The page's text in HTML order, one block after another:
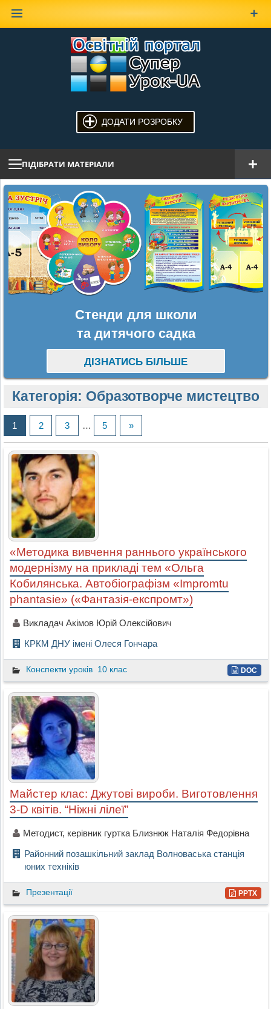
ДОДАТИ РОЗРОБКУ
ПІДІБРАТИ МАТЕРІАЛИ
Стенди для школи
та дитячого садка
ДІЗНАТИСЬ БІЛЬШЕ
Категорія: Образотворче мистецтво
1 2 3 … 5 »
«Методика вивчення раннього українського
модернізму на прикладі тем «Ольга
Кобилянська. Автобіографізм «Іmpromtu
phantasie» («Фантазія-експромт»)
Викладач Акімов Юрій Олексійович
КРКМ ДНУ імені Олеся Гончара
Конспекти уроків 10 клас DOC
Майстер клас: Джутові вироби. Виготовлення
3-D квітів. “Ніжні лілеї”
Методист, керівник гуртка Близнюк Наталія Федорівна
Районний позашкільний заклад Волноваська станція
юних техніків
Презентації PPTX